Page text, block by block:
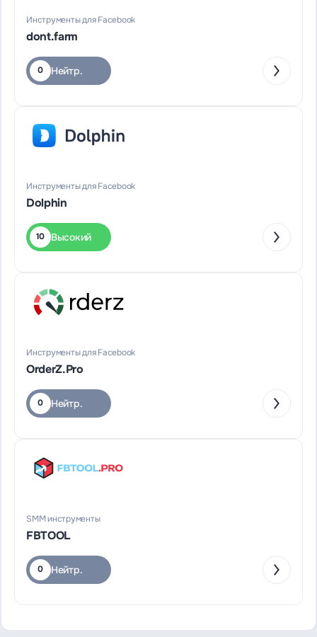
Инструменты для Facebook
dont.farm
0 Нейтр.
Инструменты для Facebook
Dolphin
10 Высокий
Инструменты для Facebook
OrderZ.Pro
0 Нейтр.
SMM инструменты
FBTOOL
0 Нейтр.